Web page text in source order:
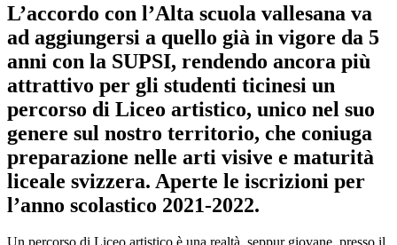
L’accordo con l’Alta scuola vallesana va
ad aggiungersi a quello già in vigore da 5
anni con la SUPSI, rendendo ancora più
attrattivo per gli studenti ticinesi un
percorso di Liceo artistico, unico nel suo
genere sul nostro territorio, che coniuga
preparazione nelle arti visive e maturità
liceale svizzera. Aperte le iscrizioni per
l’anno scolastico 2021-2022.